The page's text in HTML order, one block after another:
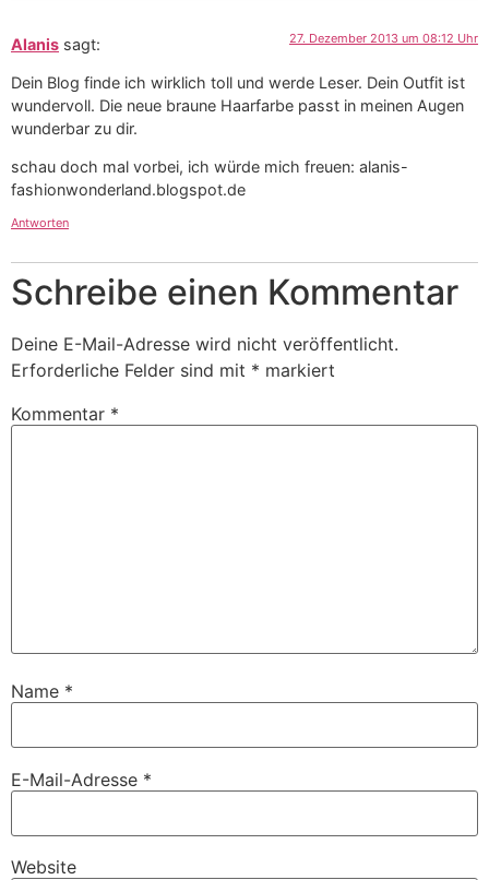
Alanis sagt: 27. Dezember 2013 um 08:12 Uhr
Dein Blog finde ich wirklich toll und werde Leser. Dein Outfit ist
wundervoll. Die neue braune Haarfarbe passt in meinen Augen
wunderbar zu dir.
schau doch mal vorbei, ich würde mich freuen: alanis-
fashionwonderland.blogspot.de
Antworten
Schreibe einen Kommentar
Deine E-Mail-Adresse wird nicht veröffentlicht.
Erforderliche Felder sind mit * markiert
Kommentar *
Name *
E-Mail-Adresse *
Website